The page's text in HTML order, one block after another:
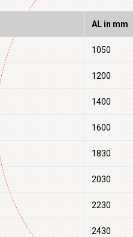
AL in mm
1050
1200
1400
1600
1830
2030
2230
2430